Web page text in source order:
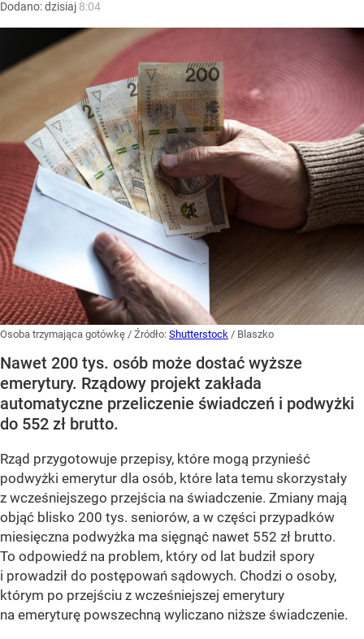
Dodano:dzisiaj 8:04
Osoba trzymająca gotówkę / Źródło: Shutterstock / Blaszko
Nawet 200 tys. osób może dostać wyższe
emerytury. Rządowy projekt zakłada
automatyczne przeliczenie świadczeń i podwyżki
do 552 zł brutto.
Rząd przygotowuje przepisy, które mogą przynieść
podwyżki emerytur dla osób, które lata temu skorzystały
z wcześniejszego przejścia na świadczenie. Zmiany mają
objąć blisko 200 tys. seniorów, a w części przypadków
miesięczna podwyżka ma sięgnąć nawet 552 zł brutto.
To odpowiedź na problem, który od lat budził spory
i prowadził do postępowań sądowych. Chodzi o osoby,
którym po przejściu z wcześniejszej emerytury
na emeryturę powszechną wyliczano niższe świadczenie.